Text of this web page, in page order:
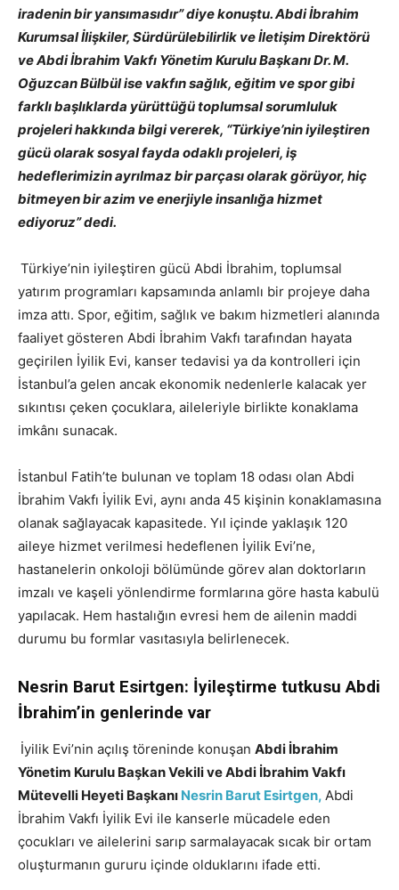
iradenin bir yansımasıdır” diye konuştu. Abdi İbrahim
Kurumsal İlişkiler, Sürdürülebilirlik ve İletişim Direktörü
ve Abdi İbrahim Vakfı Yönetim Kurulu Başkanı Dr. M.
Oğuzcan Bülbül ise vakfın sağlık, eğitim ve spor gibi
farklı başlıklarda yürüttüğü toplumsal sorumluluk
projeleri hakkında bilgi vererek, “Türkiye’nin iyileştiren
gücü olarak sosyal fayda odaklı projeleri, iş
hedeflerimizin ayrılmaz bir parçası olarak görüyor, hiç
bitmeyen bir azim ve enerjiyle insanlığa hizmet
ediyoruz” dedi.
Türkiye’nin iyileştiren gücü Abdi İbrahim, toplumsal
yatırım programları kapsamında anlamlı bir projeye daha
imza attı. Spor, eğitim, sağlık ve bakım hizmetleri alanında
faaliyet gösteren Abdi İbrahim Vakfı tarafından hayata
geçirilen İyilik Evi, kanser tedavisi ya da kontrolleri için
İstanbul’a gelen ancak ekonomik nedenlerle kalacak yer
sıkıntısı çeken çocuklara, aileleriyle birlikte konaklama
imkânı sunacak.
İstanbul Fatih’te bulunan ve toplam 18 odası olan Abdi
İbrahim Vakfı İyilik Evi, aynı anda 45 kişinin konaklamasına
olanak sağlayacak kapasitede. Yıl içinde yaklaşık 120
aileye hizmet verilmesi hedeflenen İyilik Evi’ne,
hastanelerin onkoloji bölümünde görev alan doktorların
imzalı ve kaşeli yönlendirme formlarına göre hasta kabulü
yapılacak. Hem hastalığın evresi hem de ailenin maddi
durumu bu formlar vasıtasıyla belirlenecek.
Nesrin Barut Esirtgen: İyileştirme tutkusu Abdi
İbrahim’in genlerinde var
İyilik Evi’nin açılış töreninde konuşan Abdi İbrahim
Yönetim Kurulu Başkan Vekili ve Abdi İbrahim Vakfı
Mütevelli Heyeti Başkanı Nesrin Barut Esirtgen, Abdi
İbrahim Vakfı İyilik Evi ile kanserle mücadele eden
çocukları ve ailelerini sarıp sarmalayacak sıcak bir ortam
oluşturmanın gururu içinde olduklarını ifade etti.